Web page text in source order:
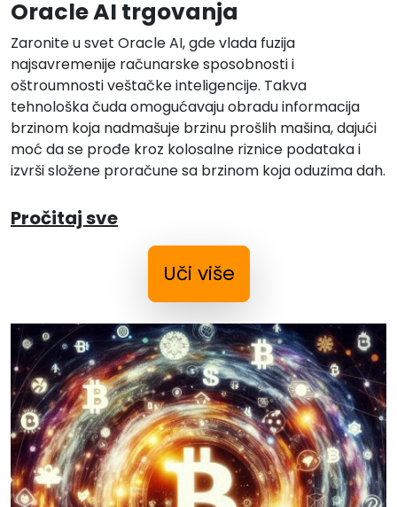
Oracle AI trgovanja
Zaronite u svet Oracle AI, gde vlada fuzija
najsavremenije računarske sposobnosti i
oštroumnosti veštačke inteligencije. Takva
tehnološka čuda omogućavaju obradu informacija
brzinom koja nadmašuje brzinu prošlih mašina, dajući
moć da se prođe kroz kolosalne riznice podataka i
izvrši složene proračune sa brzinom koja oduzima dah.
Pročitaj sve
Uči više